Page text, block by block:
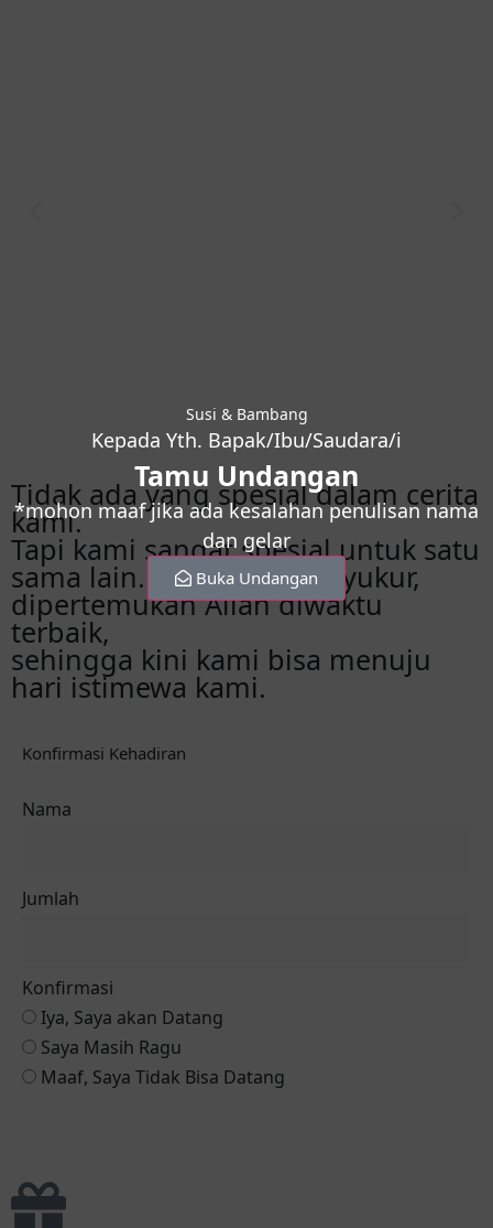
Tidak ada yang spesial dalam cerita
kami.
Tapi kami sangat spesial untuk satu
sama lain. Dan kami bersyukur,
dipertemukan Allah diwaktu
terbaik,
sehingga kini kami bisa menuju
hari istimewa kami.
Konfirmasi Kehadiran
Nama
Jumlah
Konfirmasi
Iya, Saya akan Datang
Saya Masih Ragu
Maaf, Saya Tidak Bisa Datang
Susi & Bambang
Kepada Yth. Bapak/Ibu/Saudara/i
Tamu Undangan
*mohon maaf jika ada kesalahan penulisan nama
dan gelar
Buka Undangan